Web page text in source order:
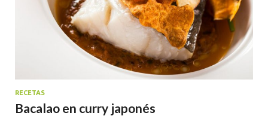
RECETAS
Bacalao en curry japonés